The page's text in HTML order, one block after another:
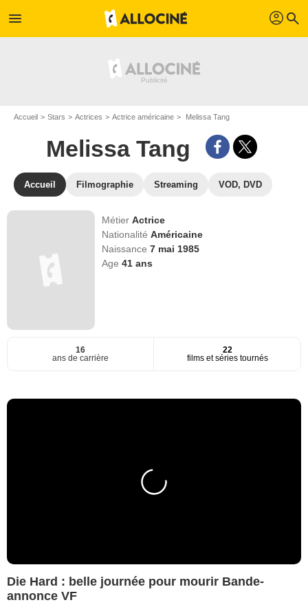
menu profil search
Accueil Stars Actrices Actrice américaine Melissa Tang
Melissa Tang
Accueil Filmographie Streaming VOD, DVD
MétierActrice
NationalitéAméricaine
Naissance7 mai 1985
Age41 ans
16
ans de carrière
22
films et séries tournés
Die Hard : belle journée pour mourir Bande-
annonce VF